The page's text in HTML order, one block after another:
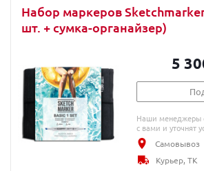
Набор маркеров
шт. + сумка-органайзер)
5
Наши менеджеры
с вами и уточнят
Самовывоз
Курьер, ТК